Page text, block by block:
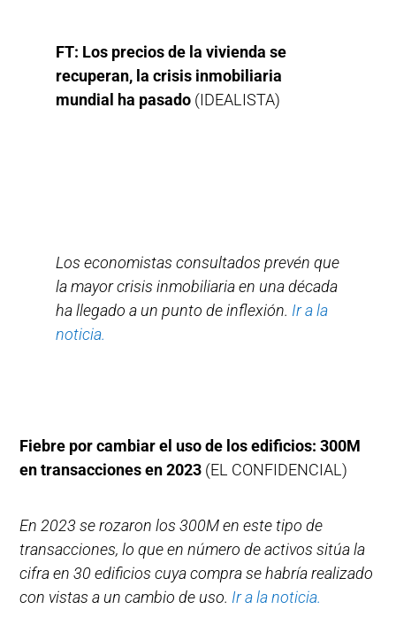
FT: Los precios de la vivienda se
recuperan, la crisis inmobiliaria
mundial ha pasado(IDEALISTA)
Los economistas consultados prevén que
la mayor crisis inmobiliaria en una década
ha llegado a un punto de inflexión. Ir a la
noticia.
Fiebre por cambiar el uso de los edificios: 300M
en transacciones en 2023 (EL CONFIDENCIAL)
En 2023 se rozaron los 300M en este tipo de
transacciones, lo que en número de activos sitúa la
cifra en 30 edificios cuya compra se habría realizado
con vistas a un cambio de uso. Ir a la noticia.